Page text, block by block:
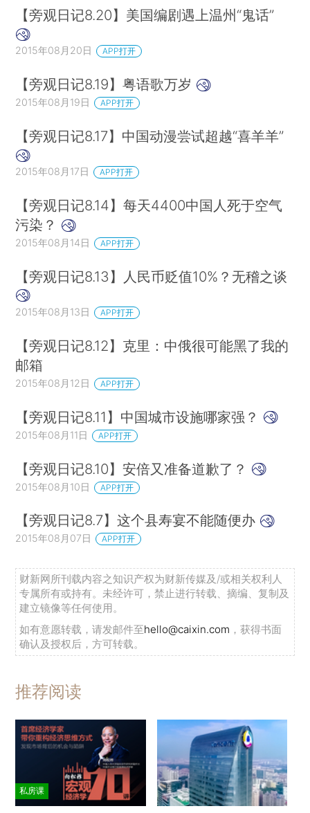
【旁观日记8.20】美国编剧遇上温州“鬼话”
2015年08月20日 APP打开
【旁观日记8.19】粤语歌万岁
2015年08月19日 APP打开
【旁观日记8.17】中国动漫尝试超越“喜羊羊”
2015年08月17日 APP打开
【旁观日记8.14】每天4400中国人死于空气
污染？
2015年08月14日 APP打开
【旁观日记8.13】人民币贬值10%？无稽之谈
2015年08月13日 APP打开
【旁观日记8.12】克里：中俄很可能黑了我的
邮箱
2015年08月12日 APP打开
【旁观日记8.11】中国城市设施哪家强？
2015年08月11日 APP打开
【旁观日记8.10】安倍又准备道歉了？
2015年08月10日 APP打开
【旁观日记8.7】这个县寿宴不能随便办
2015年08月07日 APP打开
财新网所刊载内容之知识产权为财新传媒及/或相关权利人
专属所有或持有。未经许可，禁止进行转载、摘编、复制及
建立镜像等任何使用。
如有意愿转载，请发邮件至hello@caixin.com ，获得书面
确认及授权后，方可转载。
推荐阅读
私房课